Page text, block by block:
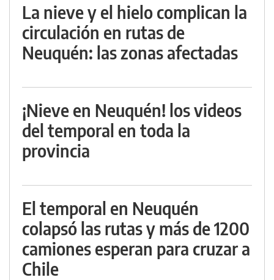
La nieve y el hielo complican la
circulación en rutas de
Neuquén: las zonas afectadas
¡Nieve en Neuquén! los videos
del temporal en toda la
provincia
El temporal en Neuquén
colapsó las rutas y más de 1200
camiones esperan para cruzar a
Chile